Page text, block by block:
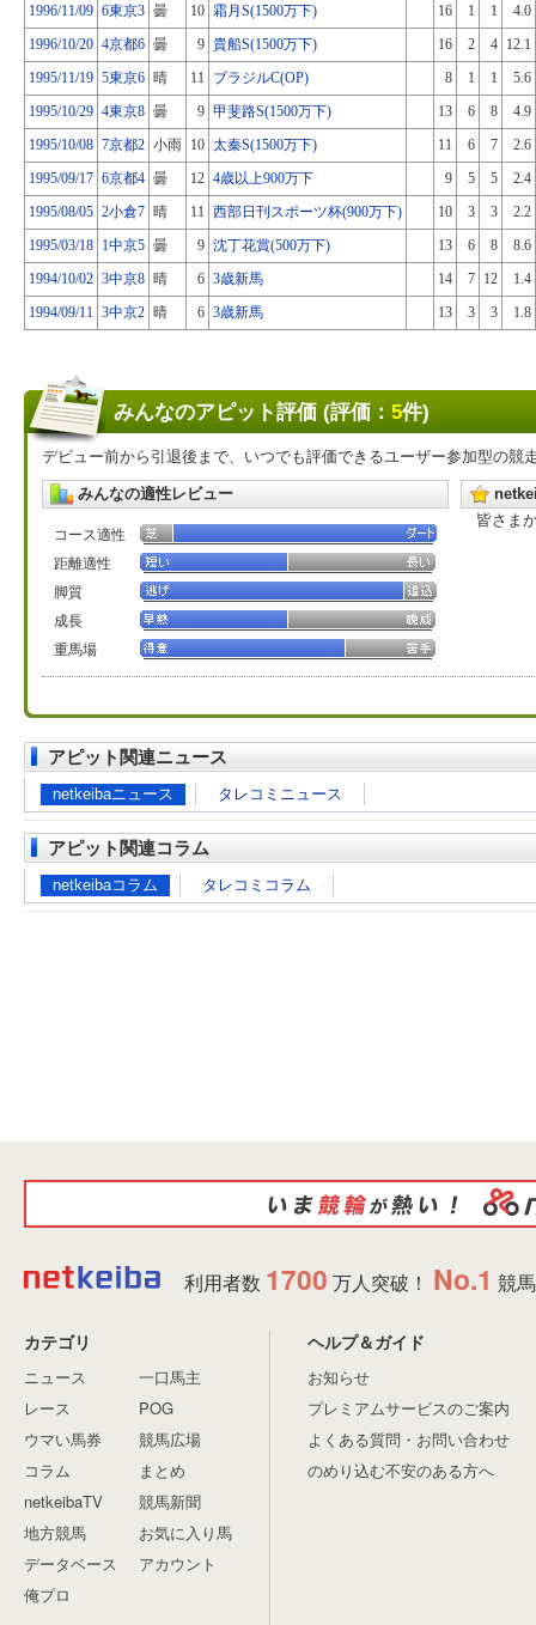
1996/11/09 6東京3 曇 10 霜月S(1500万下) 16 1 1
4.0
1996/10/20 4京都6 曇 9 貴船S(1500万下) 16 2 4 12.1
1995/11/19 5東京6 晴 11 ブラジルC(OP) 8 1 1
5.6
1995/10/29 4東京8 曇 9 甲斐路S(1500万下) 13 6 8
4.9
1995/10/08 7京都2 小雨 10 太秦S(1500万下) 11 6 7
2.6
1995/09/17 6京都4 曇 12 4歳以上900万下 9 5 5
2.4
1995/08/05 2小倉7 晴 11 西部日刊スポーツ杯(900万下) 10 3 3
2.2
1995/03/18 1中京5 曇 9 沈丁花賞(500万下) 13 6 8
8.6
1994/10/02 3中京8 晴 6 3歳新馬 14 7 12
1.4
1994/09/11 3中京2 晴 6 3歳新馬 13 3 3 1.8
みんなのアピット評価 (評価： 5件)
デビュー前から引退後まで、いつでも評価できるユーザー参加型の競
みんなの適性レビュー
コース適性
距離適性
脚質
成長
重馬場
皆さま
アピット関連ニュース
netkeibaニュース タレコミニュース
アピット関連コラム
netkeibaコラム タレコミコラム
利用者数 1700 万人突破！ No.1 競
カテゴリ
ニュース
レース
ウマい馬券
コラム
netkeibaTV
地方競馬
データベース
俺プロ
一口馬主
POG
競馬広場
まとめ
競馬新聞
お気に入り馬
アカウント
ヘルプ＆ガイド
お知らせ
プレミアムサービスのご案内
よくある質問・お問い合わせ
のめり込む不安のある方へ